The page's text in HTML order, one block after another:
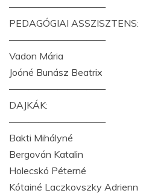
——————————
PEDAGÓGIAI ASSZISZTENS:
——————————
Vadon Mária
Joóné Bunász Beatrix
——————————
DAJKÁK:
——————————
Bakti Mihályné
Bergován Katalin
Holecskó Péterné
Kótainé Laczkovszky Adrienn